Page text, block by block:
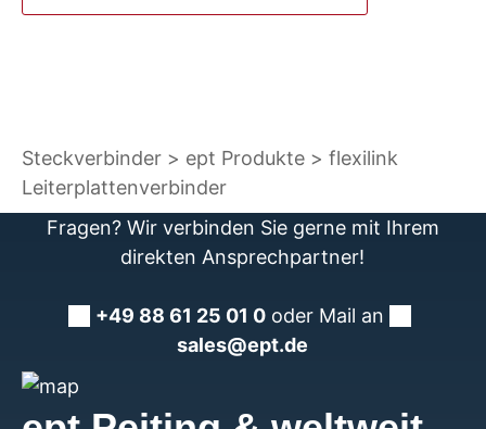
Steckverbinder ept Produkte
flexilink
Leiterplattenverbinder
Fragen? Wir verbinden Sie gerne mit Ihrem
direkten Ansprechpartner!
+49 88 61 25 01 0 oder Mail an
sales@ept.de